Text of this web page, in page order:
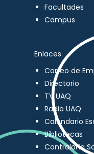
Facultades
Campus
Enlaces
Correo de
Directorio
TV UAQ
Radio UAQ
Calendario
Bibliotecas
Contraloría